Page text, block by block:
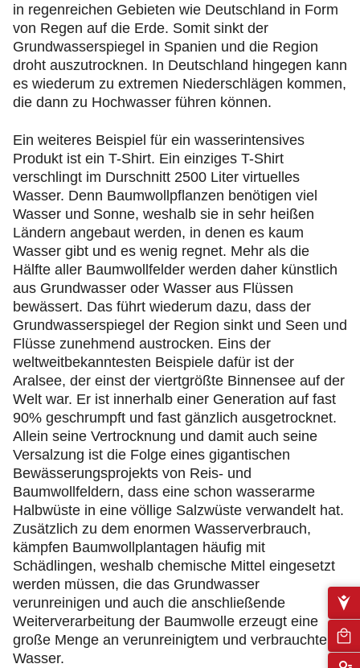
in regenreichen Gebieten wie Deutschland in Form
von Regen auf die Erde. Somit sinkt der
Grundwasserspiegel in Spanien und die Region
droht auszutrocknen. In Deutschland hingegen kann
es wiederum zu extremen Niederschlägen kommen,
die dann zu Hochwasser führen können.
Ein weiteres Beispiel für ein wasserintensives
Produkt ist ein T-Shirt. Ein einziges T-Shirt
verschlingt im Durschnitt 2500 Liter virtuelles
Wasser. Denn Baumwollpflanzen benötigen viel
Wasser und Sonne, weshalb sie in sehr heißen
Ländern angebaut werden, in denen es kaum
Wasser gibt und es wenig regnet. Mehr als die
Hälfte aller Baumwollfelder werden daher künstlich
aus Grundwasser oder Wasser aus Flüssen
bewässert. Das führt wiederum dazu, dass der
Grundwasserspiegel der Region sinkt und Seen und
Flüsse zunehmend austrocken. Eins der
weltweitbekanntesten Beispiele dafür ist der
Aralsee, der einst der viertgrößte Binnensee auf der
Welt war. Er ist innerhalb einer Generation auf fast
90% geschrumpft und fast gänzlich ausgetrocknet.
Allein seine Vertrocknung und damit auch seine
Versalzung ist die Folge eines gigantischen
Bewässerungsprojekts von Reis- und
Baumwollfeldern, dass eine schon wasserarme
Halbwüste in eine völlige Salzwüste verwandelt hat.
Zusätzlich zu dem enormen Wasserverbrauch,
kämpfen Baumwollplantagen häufig mit
Schädlingen, weshalb chemische Mittel eingesetzt
werden müssen, die das Grundwasser
verunreinigen und auch die anschließende
Weiterverarbeitung der Baumwolle erzeugt eine
große Menge an verunreinigtem und verbrauchtem
Wasser.